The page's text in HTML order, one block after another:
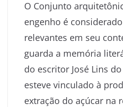
O Conjunto
engenho é
relevantes em seu
guarda a memória
do escritor José Lins
esteve vinculado à
extração do açúcar na